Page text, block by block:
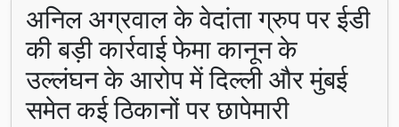
अनिल अग्रवाल के वेदांता ग्रुप पर ईडी
की बड़ी कार्रवाई फेमा कानून के
उल्लंघन के आरोप में दिल्ली और मुंबई
समेत कई ठिकानों पर छापेमारी